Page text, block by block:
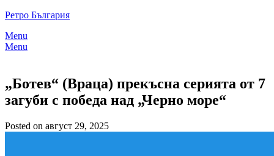
Skip
content
Ретро България
Menu
Menu
„Ботев“ (Враца) прекъсна серията от 7
загуби с победа над „Черно море“
Posted on август 29, 2025